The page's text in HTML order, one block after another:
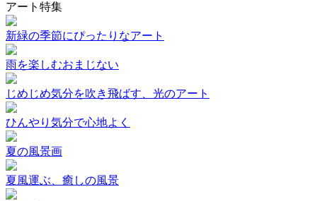
アート特集
新緑の季節にぴったりなアート
雨を楽しむおまじない
じめじめ気分を吹き飛ばす、光のアート
ひんやり気分で心地よく
夏の風景画
夏風運ぶ、癒しの風景